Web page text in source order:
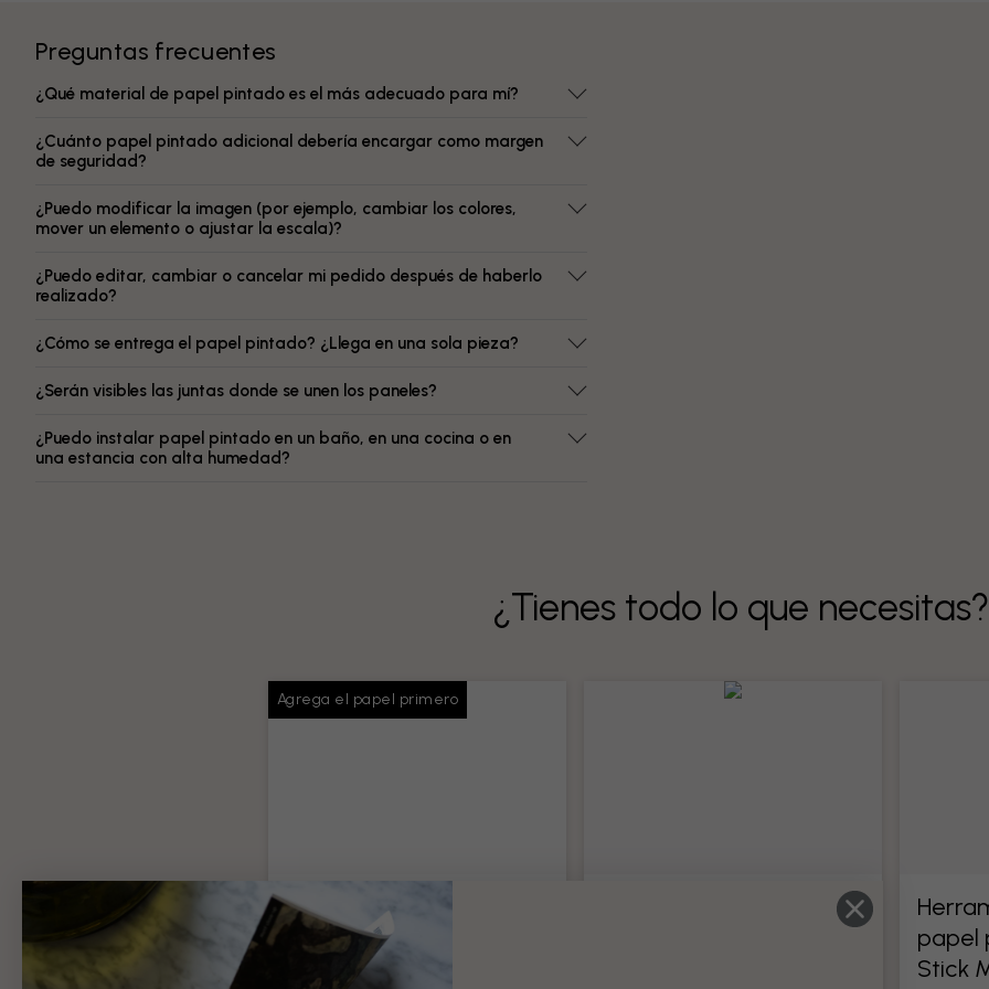
Preguntas frecuentes
¿Qué material de papel pintado es el más adecuado para mí?
¿Cuánto papel pintado adicional debería encargar como margen
de seguridad?
¿Puedo modificar la imagen (por ejemplo, cambiar los colores,
mover un elemento o ajustar la escala)?
¿Puedo editar, cambiar o cancelar mi pedido después de haberlo
realizado?
¿Cómo se entrega el papel pintado? ¿Llega en una sola pieza?
¿Serán visibles las juntas donde se unen los paneles?
¿Puedo instalar papel pintado en un baño, en una cocina o en
una estancia con alta humedad?
¿Tienes todo lo que necesitas?
Agrega el papel primero
Pasta de papel pintado
Pegamento suficiente para todo su
papel
Stick